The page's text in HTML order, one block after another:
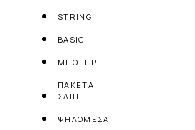
STRING
BASIC
ΜΠΟΞΕΡ
ΠΑΚΕΤΑ
ΣΛΙΠ
ΨΗΛΟΜΕΣΑ